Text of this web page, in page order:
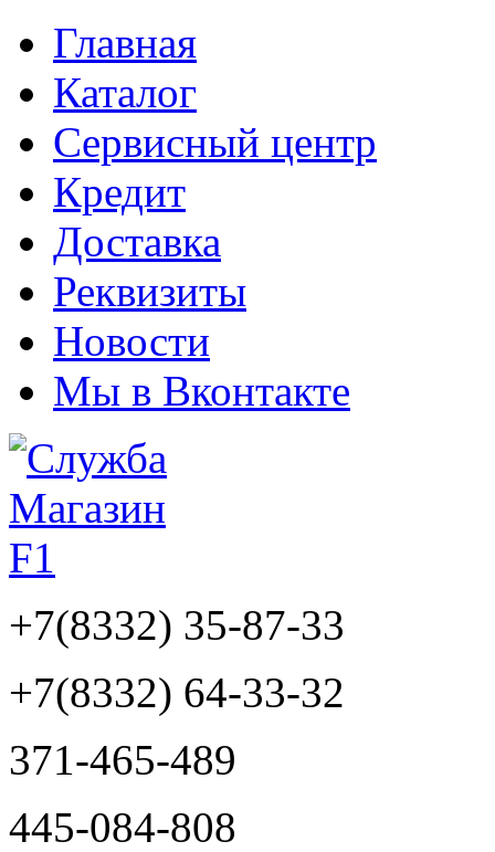
Главная
Каталог
Сервисный центр
Кредит
Доставка
Реквизиты
Новости
Мы в Вконтакте
+7(8332) 35-87-33
+7(8332) 64-33-32
371-465-489
445-084-808